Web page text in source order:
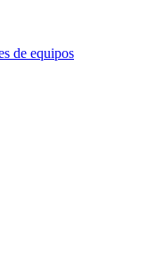
de equipos